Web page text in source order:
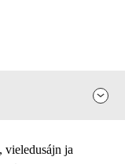
vieledusájn ja